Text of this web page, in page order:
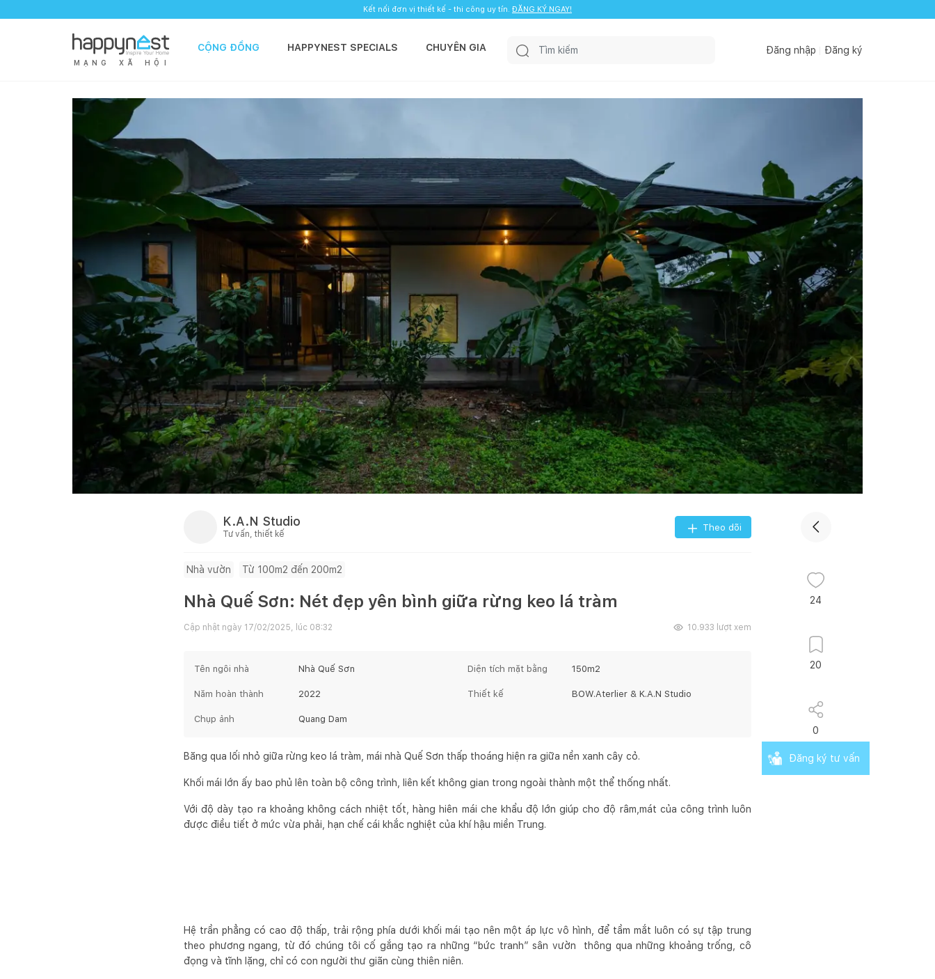
Kết nối đơn vị thiết kế - thi công uy tín. ĐĂNG KÝ NGAY!
M Ạ N G X Ã H Ộ I
CỘNG ĐỒNG HAPPYNEST SPECIALS CHUYÊN GIA Đăng nhập Đăng ký
K.A.N Studio
Tư vấn, thiết kế
Theo dõi
Nhà vườn Từ 100m2 đến 200m2
Nhà Quế Sơn: Nét đẹp yên bình giữa rừng keo lá tràm
Cập nhật ngày 17/02/2025, lúc 08:32 10.933 lượt xem
Tên ngôi nhà Nhà Quế Sơn Diện tích mặt bằng 150m2
Năm hoàn thành 2022 Thiết kế BOW.Aterlier & K.A.N Studio
Chụp ảnh Quang Dam
Băng qua lối nhỏ giữa rừng keo lá tràm, mái nhà Quế Sơn thấp thoáng hiện ra giữa nền xanh cây cỏ.
Khối mái lớn ấy bao phủ lên toàn bộ công trình, liên kết không gian trong ngoài thành một thể thống nhất.
Với độ dày tạo ra khoảng không cách nhiệt tốt, hàng hiên mái che khẩu độ lớn giúp cho độ râm,mát của công trình luôn
được điều tiết ở mức vừa phải, hạn chế cái khắc nghiệt của khí hậu miền Trung.
Hệ trần phẳng có cao độ thấp, trải rộng phía dưới khối mái tạo nên một áp lực vô hình, để tầm mắt luôn có sự tập trung
theo phương ngang, từ đó chúng tôi cố gắng tạo ra những “bức tranh” sân vườn thông qua những khoảng trống, cô
đọng và tĩnh lặng, chỉ có con người thư giãn cùng thiên niên.
24
20
0
Đăng ký tư vấn